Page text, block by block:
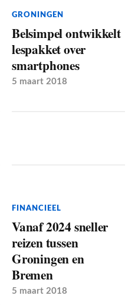
GRONINGEN
Belsimpel ontwikkelt
lespakket over
smartphones
5 maart 2018
FINANCIEEL
Vanaf 2024 sneller
reizen tussen
Groningen en
Bremen
5 maart 2018